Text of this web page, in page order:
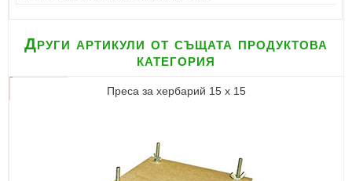
Други артикули от същата продуктова
категория
Преса за хербарий 15 х 15